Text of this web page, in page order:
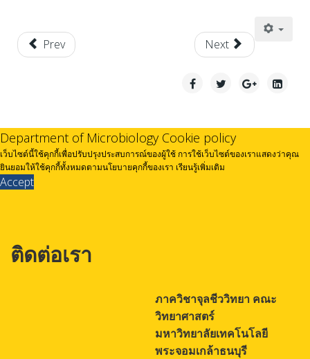
Prev Next
Department of Microbiology Cookie policy
เว็บไซต์นี้ใช้คุกกี้เพื่อปรับปรุงประสบการณ์ของผู้ใช้ การใช้เว็บไซต์ของเราแสดงว่าคุณ
ยินยอมให้ใช้คุกกี้ทั้งหมดตามนโยบายคุกกี้ของเรา เรียนรู้เพิ่มเติม
Accept
ติดต่อเรา
ภาควิชาจุลชีววิทยา คณะ
วิทยาศาสตร์
มหาวิทยาลัยเทคโนโลยี
พระจอมเกล้าธนบุรี